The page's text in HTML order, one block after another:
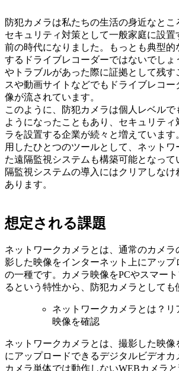
防犯カメラは私たちの生活の身近なとこ
セキュリティ対策として一般家庭に設置
前の時代になりました。もっとも典型的
するドライブレコーダーではないでしょ
やトラブルがあった際に証拠として残す
スや動画サイトなどでもドライブレコー
像が流されています。
このように、防犯カメラは個人レベルで
ようになったこともあり、セキュリティ
ラを設置する企業が続々と増えていま
用したひとつのツールとして、ネットワ
た遠隔監視システムも構築可能となって
隔監視システムの導入にはクリアしなけ
あります。
想定される課題
ネットワークカメラとは、通常のカメ
影した映像をインターネット上にアップ
の一種です。カメラ映像をPCやスマー
るという特性から、防犯カメラとしても
ネットワークカメラとは？リ
映像を確認
ネットワークカメラとは、撮影した映
にアップロードできるデジタルビデオカ
カメラ単体では動作しないWEBカメラ